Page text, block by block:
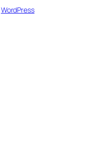
WordPress